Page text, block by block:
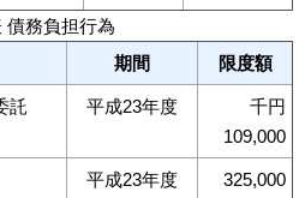
債務負担行為
期間 限度額
託 平成23年度
千円
109,000
平成23年度 325,000